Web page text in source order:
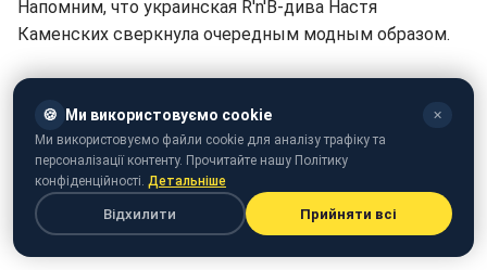
Напомним, что украинская R'n'B-дива Настя
Каменских сверкнула очередным модным образом.
🍪 Ми використовуємо cookie ✕
Ми використовуємо файли cookie для аналізу трафіку та
персоналізації контенту. Прочитайте нашу Політику
конфіденційності. Детальніше
Відхилити Прийняти всі